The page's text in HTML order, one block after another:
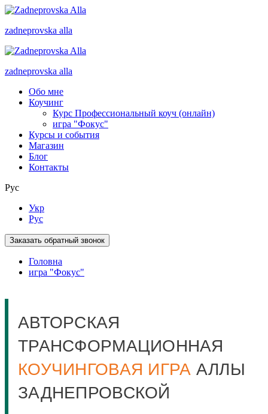
zadneprovska alla
zadneprovska alla
Обо мне
Коучинг
Курс Профессиональный коуч (онлайн)
игра "Фокус"
Курсы и события
Магазин
Блог
Контакты
Рус
Укр
Рус
Заказать обратный звонок
Головна
игра "Фокус"
АВТОРСКАЯ
ТРАНСФОРМАЦИОННАЯ
КОУЧИНГОВАЯ ИГРА АЛЛЫ
ЗАДНЕПРОВСКОЙ